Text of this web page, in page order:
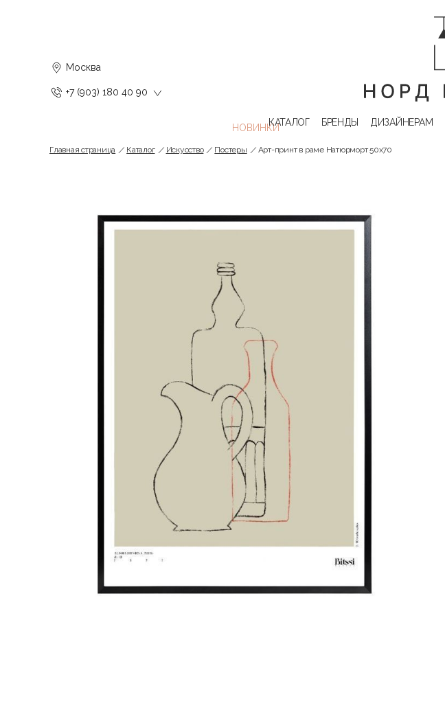
Москва
+7 (903) 180 40 90
КАТАЛОГ БРЕНДЫ ДИЗАЙНЕРАМ
Главная страница Каталог Искусство Постеры Арт-принт в раме Натюрморт 50x70